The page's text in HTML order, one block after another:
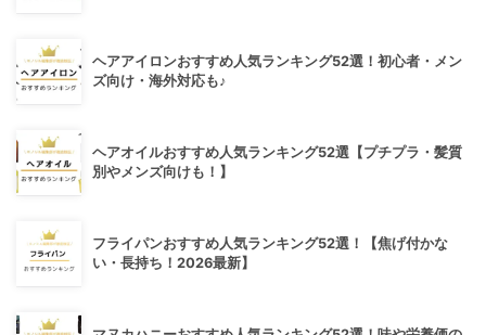
ヘアアイロンおすすめ人気ランキング52選！初心者・メン
ズ向け・海外対応も♪
ヘアオイルおすすめ人気ランキング52選【プチプラ・髪質
別やメンズ向けも！】
フライパンおすすめ人気ランキング52選！【焦げ付かな
い・長持ち！2026最新】